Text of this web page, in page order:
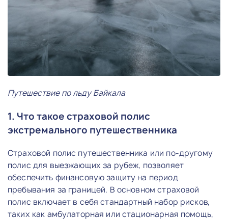
Путешествие по льду Байкала
1. Что такое страховой полис
экстремального путешественника
Страховой полис путешественника или по-другому
полис для выезжающих за рубеж, позволяет
обеспечить финансовую защиту на период
пребывания за границей. В основном страховой
полис включает в себя стандартный набор рисков,
таких как амбулаторная или стационарная помощь,